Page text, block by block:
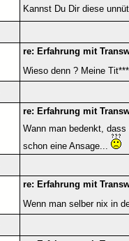
Kannst Du Dir diese
re: Erfahrung mit
Wieso denn ? Meine
re: Erfahrung mit
Wann man bedenkt,
schon eine Ansage...
re: Erfahrung mit
Wenn man selber nix in